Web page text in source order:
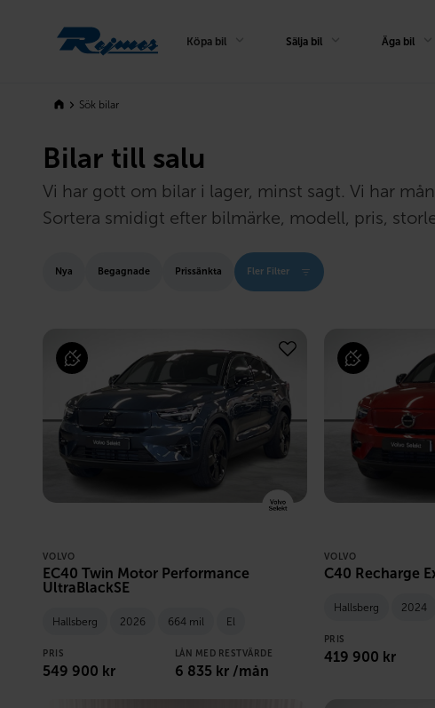
Köpa bil Sälja bil Äga bil
Sök bilar
Bilar till salu
Vi har gott om bilar i lager, minst sagt. Vi har
Sortera smidigt efter bilmärke, modell, pris,
Nya Begagnade Prissänkta Fler Filter
VOLVO
EC40 Twin Motor Performance
UltraBlackSE
Hallsberg 2026 664 mil El
PRIS
549 900 kr
LÅN MED RESTVÄRDE
6 835 kr /mån
VOLVO
C40 Recharge
Hallsberg 2024
PRIS
419 900 kr